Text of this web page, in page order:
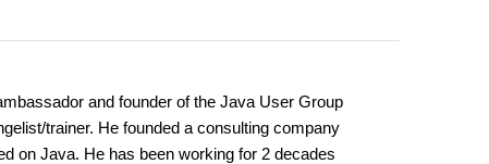
and founder of the Java User Group
trainer. He founded a consulting company
on Java. He has been working for 2 decades